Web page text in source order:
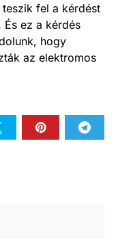
fel a kérdést
ez a kérdés
hogy
az elektromos